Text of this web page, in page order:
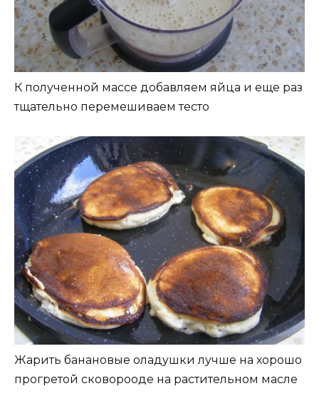
К полученной массе добавляем яйца и еще раз
тщательно перемешиваем тесто
Жарить банановые оладушки лучше на хорошо
прогретой сковорооде на растительном масле